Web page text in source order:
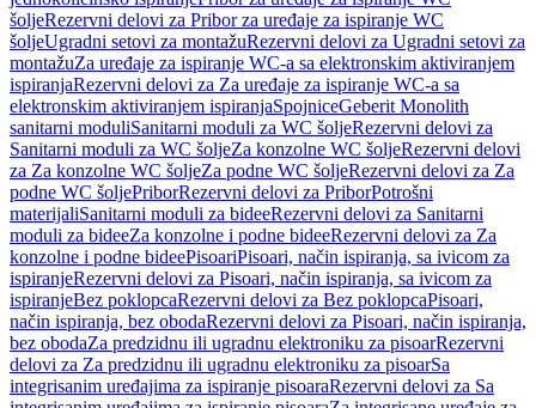
šoljeRezervni delovi za Pribor za uređaje za ispiranje WC
šoljeUgradni setovi za montažuRezervni delovi za Ugradni setovi za
montažuZa uređaje za ispiranje WC-a sa elektronskim aktiviranjem
ispiranjaRezervni delovi za Za uređaje za ispiranje WC-a sa
elektronskim aktiviranjem ispiranjaSpojniceGeberit Monolith
sanitarni moduliSanitarni moduli za WC šoljeRezervni delovi za
Sanitarni moduli za WC šoljeZa konzolne WC šoljeRezervni delovi
za Za konzolne WC šoljeZa podne WC šoljeRezervni delovi za Za
podne WC šoljePriborRezervni delovi za PriborPotrošni
materijaliSanitarni moduli za bideeRezervni delovi za Sanitarni
moduli za bideeZa konzolne i podne bideeRezervni delovi za Za
konzolne i podne bideePisoariPisoari, način ispiranja, sa ivicom za
ispiranjeRezervni delovi za Pisoari, način ispiranja, sa ivicom za
ispiranjeBez poklopcaRezervni delovi za Bez poklopcaPisoari,
način ispiranja, bez obodaRezervni delovi za Pisoari, način ispiranja,
bez obodaZa predzidnu ili ugradnu elektroniku za pisoarRezervni
delovi za Za predzidnu ili ugradnu elektroniku za pisoarSa
integrisanim uređajima za ispiranje pisoaraRezervni delovi za Sa